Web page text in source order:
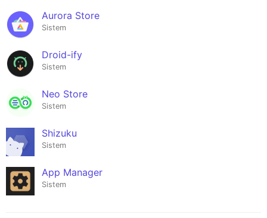
Aurora Store
Sistem
Droid-ify
Sistem
Neo Store
Sistem
Shizuku
Sistem
App Manager
Sistem